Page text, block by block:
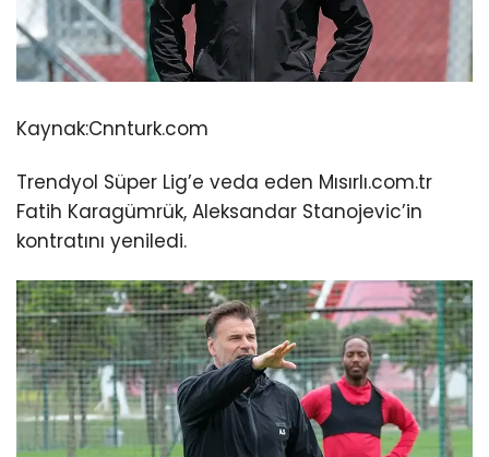
Kaynak:Cnnturk.com
Trendyol Süper Lig’e veda eden Mısırlı.com.tr
Fatih Karagümrük, Aleksandar Stanojevic’in
kontratını yeniledi.